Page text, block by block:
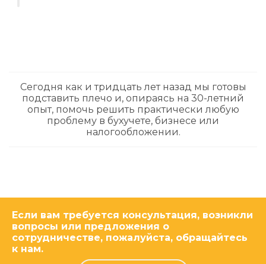
Сегодня как и тридцать лет назад мы готовы
подставить плечо и, опираясь на 30-летний
опыт, помочь решить практически любую
проблему в бухучете, бизнесе или
налогообложении.
Если вам требуется консультация, возникли
вопросы или предложения о
сотрудничестве, пожалуйста, обращайтесь
к нам.